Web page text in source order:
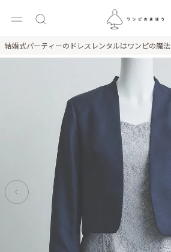
結婚式パーティーのドレスレンタルはワンピの魔法